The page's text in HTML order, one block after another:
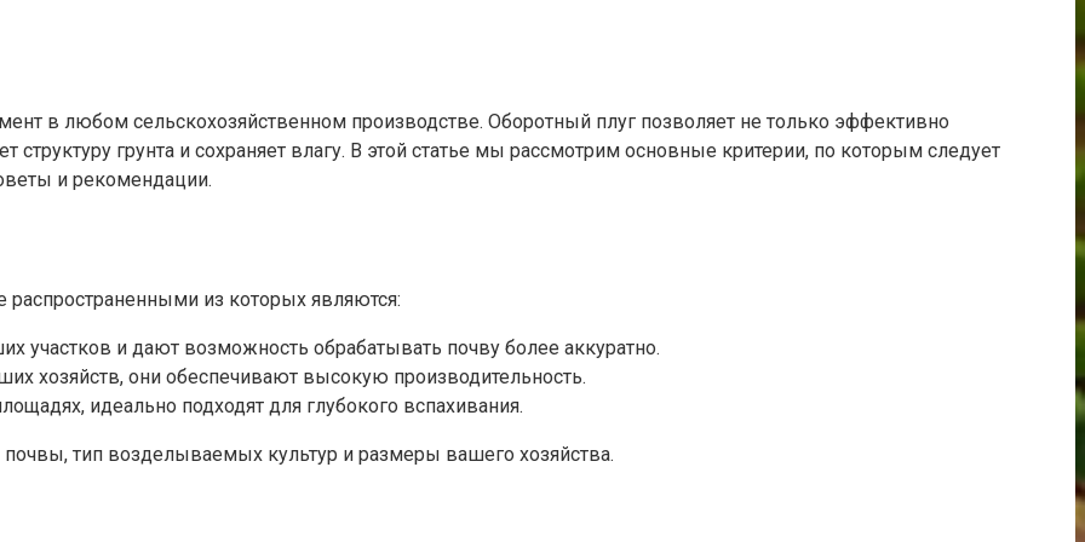
в любом сельскохозяйственном производстве. Оборотный плуг позволяет не только эффективно
грунта и сохраняет влагу. В этой статье мы рассмотрим основные критерии, по которым следует
и рекомендации.
из которых являются:
участков и дают возможность обрабатывать почву более аккуратно.
хозяйств, они обеспечивают высокую производительность.
идеально подходят для глубокого вспахивания.
тип возделываемых культур и размеры вашего хозяйства.